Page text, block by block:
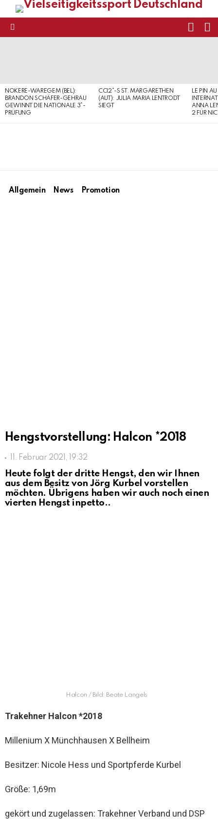
NOKERE-WAREGEM (BEL):
BRANDON SCHÄFER-GEHRAU
GEWINNT DIE NATIONALE 3*-
PRÜFUNG
CCI2*-S ST. MARGARETHEN
(AUT): JULIA MARIA LENTRODT
SIEGT
LE PIN
ANNA
2 FÜR
Allgemein News Promotion
Hengstvorstellung: Halcon *2018
11. Februar 2021, 19:32
Heute folgt der dritte Hengst, den wir Ihnen
aus dem Besitz von Jörg Kurbel vorstellen
möchten. Übrigens haben wir auch noch einen
vierten Hengst inpetto..
Halcon / Bild: Beate Langels
Trakehner Halcon *2018
Millenium X Münchhausen X Bellheim
Besitzer: Nicole Hess und Sportpferde Kurbel
Größe: 1,69m
gekört und zugelassen: Trakehner Verband und DSP